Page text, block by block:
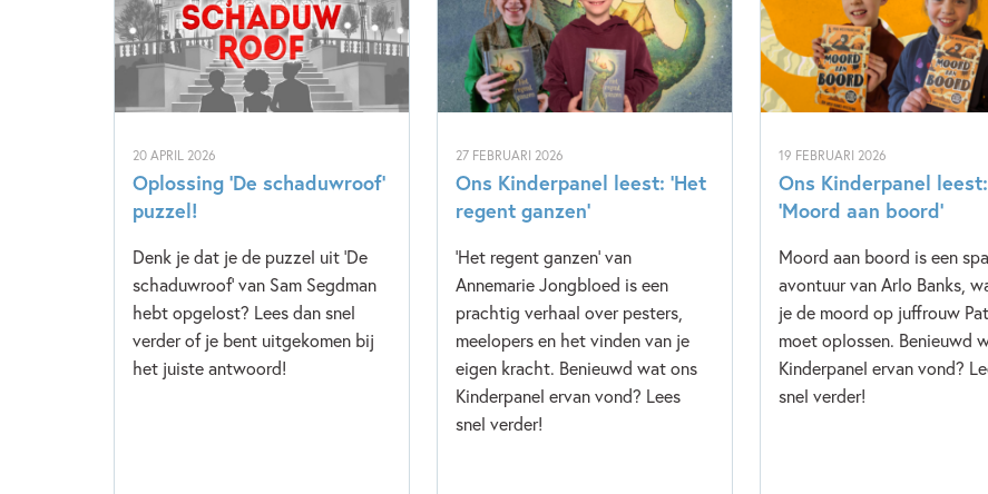
20 APRIL 2026
Oplossing ‘De schaduwroof’
puzzel!
Denk je dat je de puzzel uit 'De
schaduwroof' van Sam Segdman
hebt opgelost? Lees dan snel
verder of je bent uitgekomen bij
het juiste antwoord!
27 FEBRUARI 2026
Ons Kinderpanel leest: ‘Het
regent ganzen’
'Het regent ganzen' van
Annemarie Jongbloed is een
prachtig verhaal over pesters,
meelopers en het vinden van je
eigen kracht. Benieuwd wat ons
Kinderpanel ervan vond? Lees
snel verder!
19 FEBRUARI 2026
Ons Kinderpanel leest:
‘Moord aan boord’
Moord aan boord is een
avontuur van Arlo Banks,
je de moord op juffrouw
moet oplossen. Benieuwd
Kinderpanel ervan vond?
snel verder!